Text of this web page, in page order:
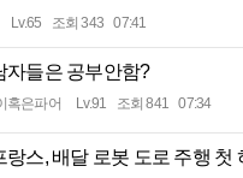
Lv.65 조회 343 07:41
자들은 공부안함?
혹은파어 Lv.91 조회 841 07:34
랑스, 배달 로봇 도로 주행 첫